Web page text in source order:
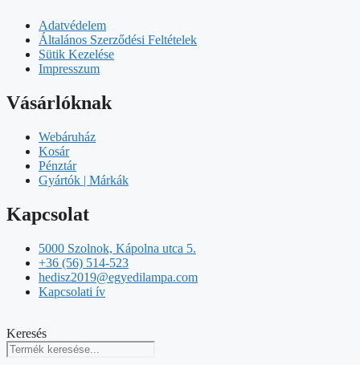
Adatvédelem
Általános Szerződési Feltételek
Sütik Kezelése
Impresszum
Vásárlóknak
Webáruház
Kosár
Pénztár
Gyártók | Márkák
Kapcsolat
5000 Szolnok, Kápolna utca 5.
+36 (56) 514-523
hedisz2019@egyedilampa.com
Kapcsolati ív
Keresés